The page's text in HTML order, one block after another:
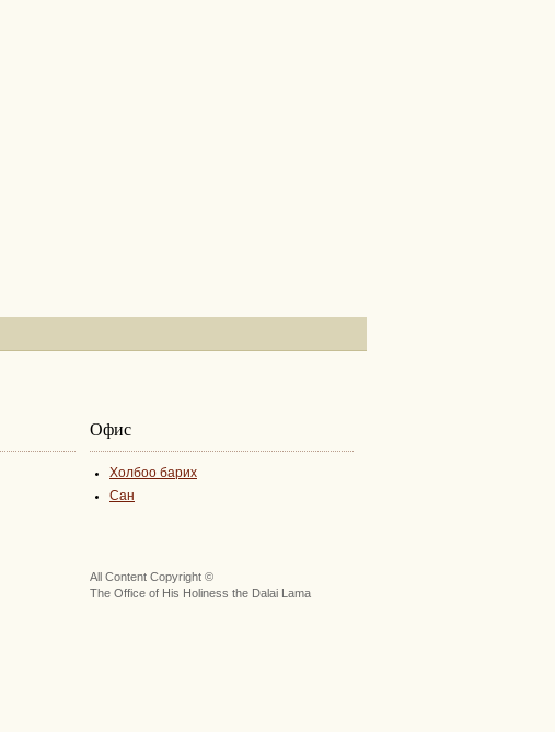
Офис
Холбоо барих
Сан
All Content Copyright ©
The Office of His Holiness the Dalai Lama